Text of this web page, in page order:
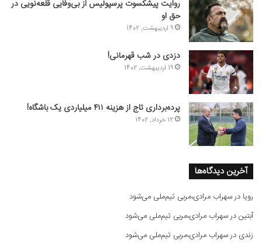
روایت پیشکسوت پرسپولیس از بی‌وفایی قلعه‌نویی در
حق او
9 اردیبهشت, 1402
دزدی در شب قهرمانی!
19 اردیبهشت, 1402
پرده‌برداری تاج از هزینه ۴۱۱ میلیاردی یک باشگاه!
12 خرداد, 1402
آخرین دیدگاه‌ها
رویا درسهراب مرادی،مربی تیم‌ملی می‌شود
آبتیندرسهراب مرادی،مربی تیم‌ملی می‌شود
زندی درسهراب مرادی،مربی تیم‌ملی می‌شود